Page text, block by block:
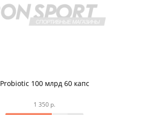
Probiotic 100 млрд 60 капс
1 350 р.